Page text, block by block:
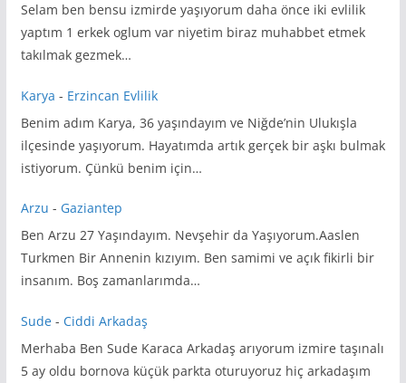
Selam ben bensu izmirde yaşıyorum daha önce iki evlilik
yaptım 1 erkek oglum var niyetim biraz muhabbet etmek
takılmak gezmek…
Karya - Erzincan Evlilik
Benim adım Karya, 36 yaşındayım ve Niğde’nin Ulukışla
ilçesinde yaşıyorum. Hayatımda artık gerçek bir aşkı bulmak
istiyorum. Çünkü benim için…
Arzu - Gaziantep
Ben Arzu 27 Yaşındayım. Nevşehir da Yaşıyorum.Aaslen
Turkmen Bir Annenin kızıyım. Ben samimi ve açık fikirli bir
insanım. Boş zamanlarımda…
Sude- Ciddi Arkadaş
Merhaba Ben Sude Karaca Arkadaş arıyorum izmire taşınalı
5 ay oldu bornova küçük parkta oturuyoruz hiç arkadaşım